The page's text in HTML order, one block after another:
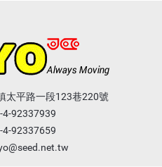
太平路一段123巷220號
4-92337939
4-92337659